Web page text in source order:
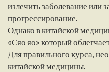
излечить заболевание или
прогрессирование.
Однако в китайской
«Сяо яо» который
Для правильного курса,
китайской медицины.